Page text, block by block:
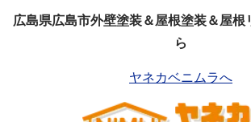
広島県広島市外壁塗装＆屋根塗装＆屋根
ら
ヤネカベニムラへ